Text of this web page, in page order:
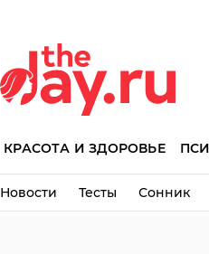
КРАСОТА И ЗДОРОВЬЕ
Новости Тесты Сонник